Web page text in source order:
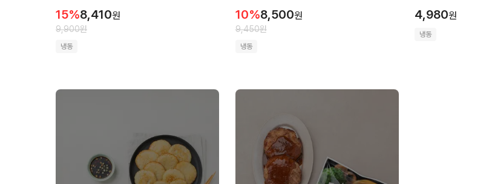
15%8,410원
9,900원
냉동
10%8,500원
9,450원
냉동
4,980원
냉동